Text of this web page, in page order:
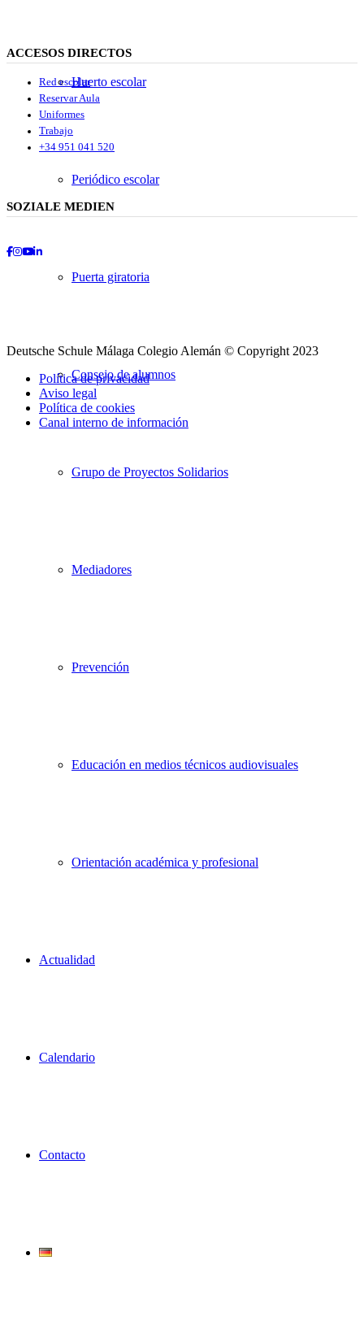
Huerto escolar
Periódico escolar
Puerta giratoria
Consejo de alumnos
Grupo de Proyectos Solidarios
Mediadores
Prevención
Educación en medios técnicos audiovisuales
Orientación académica y profesional
Actualidad
Calendario
Contacto
ACCESOS DIRECTOS
Red escolar
Reservar Aula
Uniformes
Trabajo
+34 951 041 520
SOZIALE MEDIEN
Deutsche Schule Málaga Colegio Alemán © Copyright 2023
Política de privacidad
Aviso legal
Política de cookies
Canal interno de información